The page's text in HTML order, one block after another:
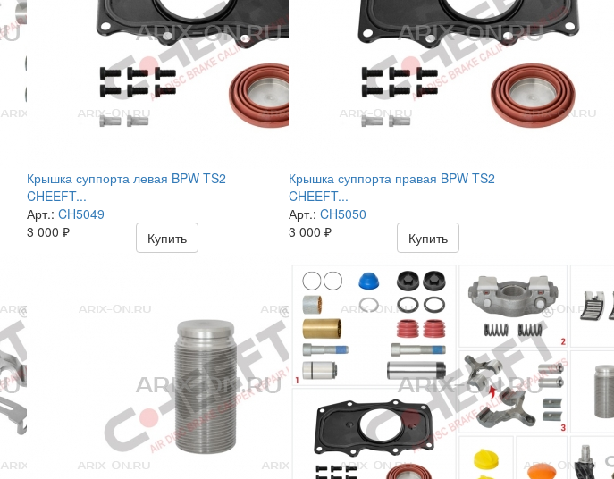
Крышка суппорта левая BPW TS2
CHEEFT...
Арт.: CH5049
3 000 ₽ Купить
Крышка суппорта правая BPW TS2
CHEEFT...
Арт.: CH5050
3 000 ₽ Купить